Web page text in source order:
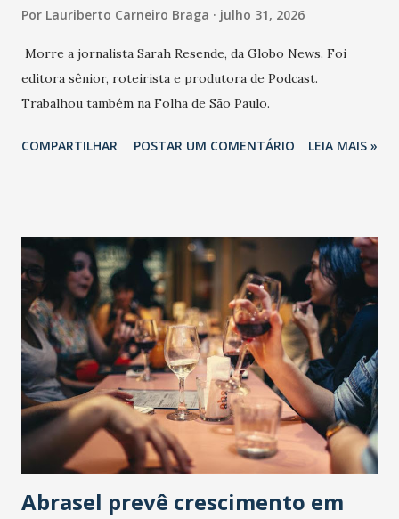
Por Lauriberto Carneiro Braga julho 31, 2026
Morre a jornalista Sarah Resende, da Globo News. Foi
editora sênior, roteirista e produtora de Podcast.
Trabalhou também na Folha de São Paulo.
COMPARTILHAR POSTAR UM COMENTÁRIO LEIA MAIS »
Abrasel prevê crescimento em